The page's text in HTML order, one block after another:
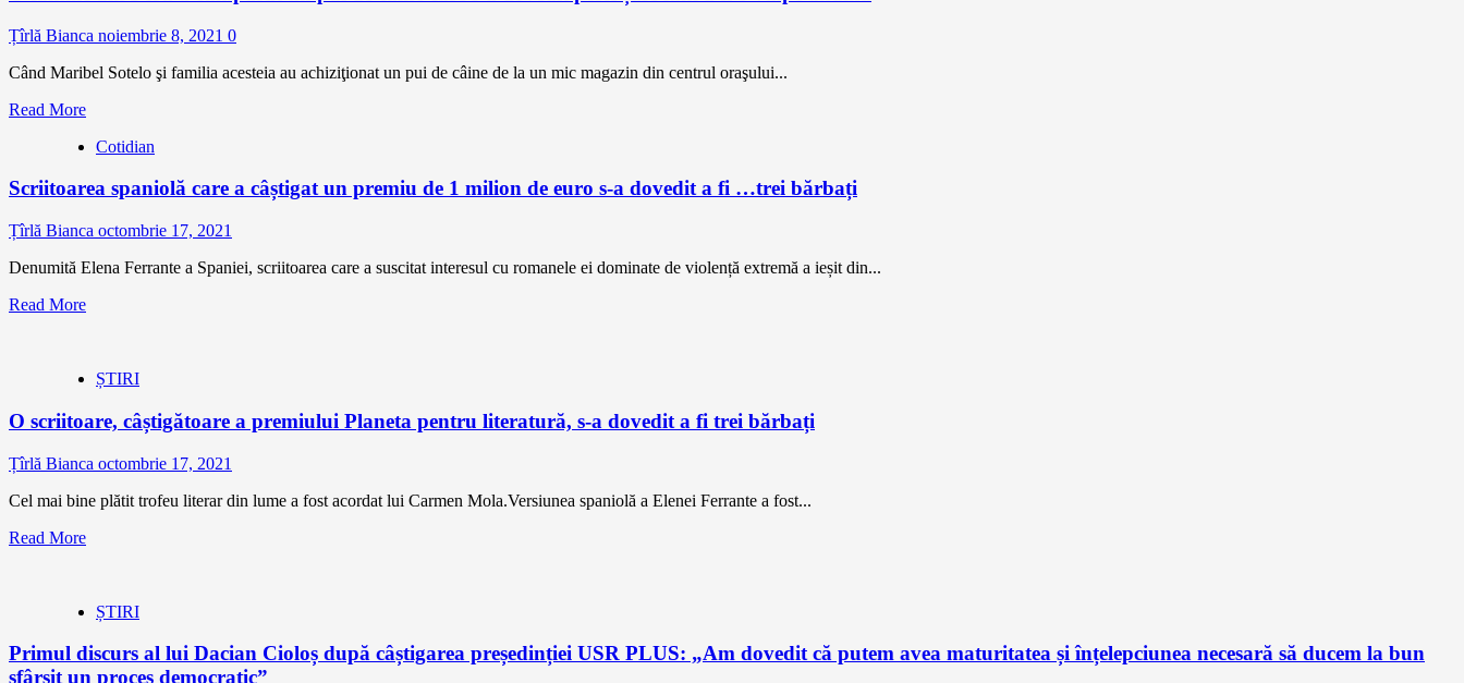
Țîrlă Bianca noiembrie 8, 2021 0
Când Maribel Sotelo şi familia acesteia au achiziţionat un pui de câine de la un mic magazin din centrul oraşului...
Read More
Cotidian
Scriitoarea spaniolă care a câștigat un premiu de 1 milion de euro s-a dovedit a fi …trei bărbați
Țîrlă Bianca octombrie 17, 2021
Denumită Elena Ferrante a Spaniei, scriitoarea care a suscitat interesul cu romanele ei dominate de violență extremă a ieșit din...
Read More
ȘTIRI
O scriitoare, câștigătoare a premiului Planeta pentru literatură, s-a dovedit a fi trei bărbați
Țîrlă Bianca octombrie 17, 2021
Cel mai bine plătit trofeu literar din lume a fost acordat lui Carmen Mola.Versiunea spaniolă a Elenei Ferrante a fost...
Read More
ȘTIRI
Primul discurs al lui Dacian Cioloș după câștigarea președinției USR PLUS: „Am dovedit că putem avea maturitatea și înțelepciunea necesară să ducem la bun
sfârșit un proces democratic”